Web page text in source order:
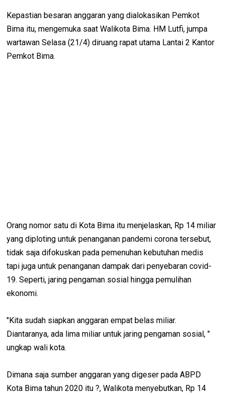
Kepastian besaran anggaran yang dialokasikan Pemkot
Bima itu, mengemuka saat Walikota Bima. HM Lutfi, jumpa
wartawan Selasa (21/4) diruang rapat utama Lantai 2 Kantor
Pemkot Bima.
Orang nomor satu di Kota Bima itu menjelaskan, Rp 14 miliar
yang diploting untuk penanganan pandemi corona tersebut,
tidak saja difokuskan pada pemenuhan kebutuhan medis
tapi juga untuk penanganan dampak dari penyebaran covid-
19. Seperti, jaring pengaman sosial hingga pemulihan
ekonomi.
"Kita sudah siapkan anggaran empat belas miliar.
Diantaranya, ada lima miliar untuk jaring pengaman sosial, "
ungkap wali kota.
Dimana saja sumber anggaran yang digeser pada ABPD
Kota Bima tahun 2020 itu ?, Walikota menyebutkan, Rp 14